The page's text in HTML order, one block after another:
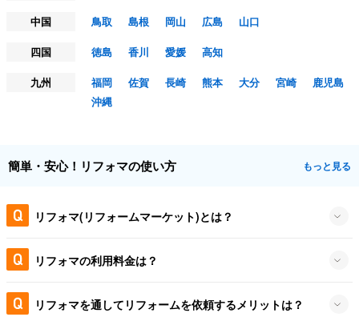
中国
鳥取 島根 岡山 広島
山口
四国
徳島 香川 愛媛
高知
九州
福岡 佐賀 長崎 熊本 大分 宮崎
鹿児島
沖縄
簡単・安心！リフォマの使い方 もっと見る
リフォマ(リフォームマーケット)とは？
リフォマの利用料金は？
リフォマを通してリフォームを依頼するメリットは？